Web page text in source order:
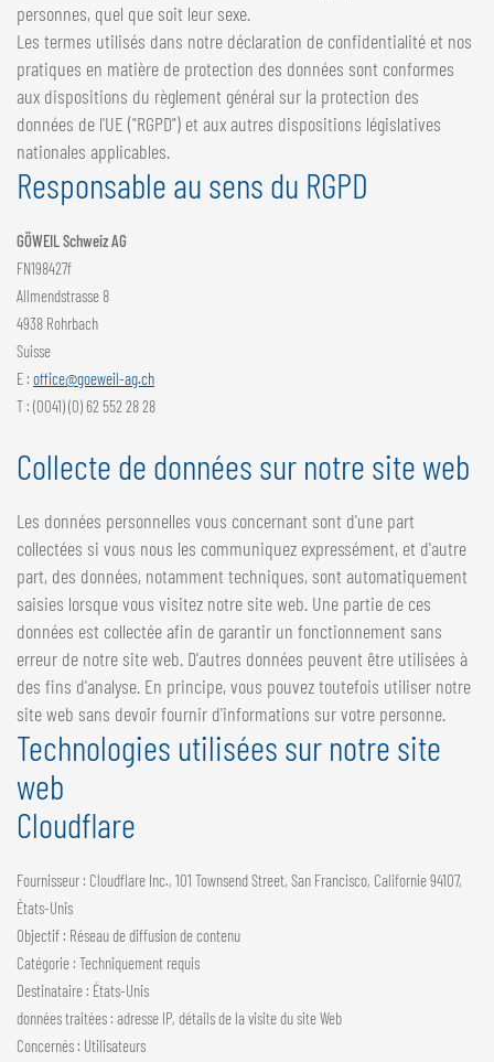
personnes, quel que soit leur sexe.
Les termes utilisés dans notre déclaration de confidentialité et nos
pratiques en matière de protection des données sont conformes
aux dispositions du règlement général sur la protection des
données de l'UE ("RGPD") et aux autres dispositions législatives
nationales applicables.
Responsable au sens du RGPD
GÖWEIL Schweiz AG
FN198427f
Allmendstrasse 8
4938 Rohrbach
Suisse
E : office@goeweil-ag.ch
T : (0041) (0) 62 552 28 28
Collecte de données sur notre site web
Les données personnelles vous concernant sont d'une part
collectées si vous nous les communiquez expressément, et d'autre
part, des données, notamment techniques, sont automatiquement
saisies lorsque vous visitez notre site web. Une partie de ces
données est collectée afin de garantir un fonctionnement sans
erreur de notre site web. D'autres données peuvent être utilisées à
des fins d'analyse. En principe, vous pouvez toutefois utiliser notre
site web sans devoir fournir d'informations sur votre personne.
Technologies utilisées sur notre site
web
Cloudflare
Fournisseur : Cloudflare Inc., 101 Townsend Street, San Francisco, Californie 94107,
États-Unis
Objectif : Réseau de diffusion de contenu
Catégorie : Techniquement requis
Destinataire : États-Unis
données traitées : adresse IP, détails de la visite du site Web
Concernés : Utilisateurs